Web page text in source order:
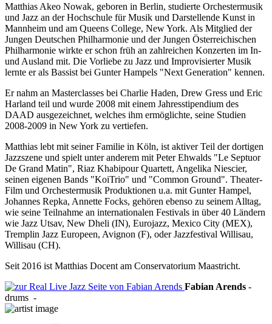
Matthias Akeo Nowak, geboren in Berlin, studierte Orchestermusik
und Jazz an der Hochschule für Musik und Darstellende Kunst in
Mannheim und am Queens College, New York. Als Mitglied der
Jungen Deutschen Philharmonie und der Jungen Österreichischen
Philharmonie wirkte er schon früh an zahlreichen Konzerten im In-
und Ausland mit. Die Vorliebe zu Jazz und Improvisierter Musik
lernte er als Bassist bei Gunter Hampels "Next Generation" kennen.
Er nahm an Masterclasses bei Charlie Haden, Drew Gress und Eric
Harland teil und wurde 2008 mit einem Jahresstipendium des
DAAD ausgezeichnet, welches ihm ermöglichte, seine Studien
2008-2009 in New York zu vertiefen.
Matthias lebt mit seiner Familie in Köln, ist aktiver Teil der dortigen
Jazzszene und spielt unter anderem mit Peter Ehwalds "Le Septuor
De Grand Matin", Riaz Khabipour Quartett, Angelika Niescier,
seinen eigenen Bands "KoiTrio" und "Common Ground". Theater-
Film und Orchestermusik Produktionen u.a. mit Gunter Hampel,
Johannes Repka, Annette Focks, gehören ebenso zu seinem Alltag,
wie seine Teilnahme an internationalen Festivals in über 40 Ländern
wie Jazz Utsav, New Dheli (IN), Eurojazz, Mexico City (MEX),
Tremplin Jazz Europeen, Avignon (F), oder Jazzfestival Willisau,
Willisau (CH).
Seit 2016 ist Matthias Docent am Conservatorium Maastricht.
Fabian Arends -
drums -